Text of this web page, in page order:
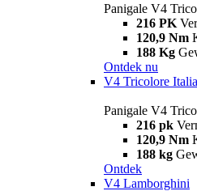
Panigale V4
216 PK
120,9 Nm
188 Kg
Ontdek nu
V4 Tricolore Italia
Panigale V4
216 pk
120,9 Nm
188 kg
Ontdek
V4 Lamborghini